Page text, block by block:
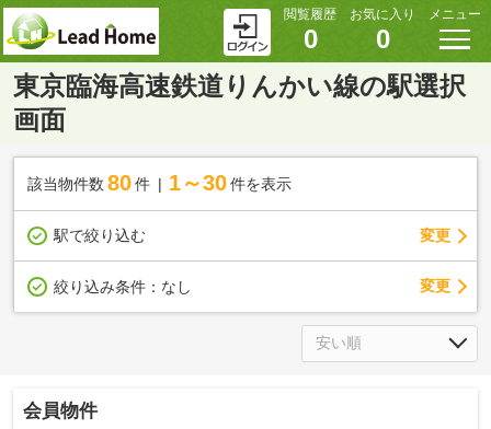
閲覧履歴
0
お気に入り
0
メニュー
東京臨海高速鉄道りんかい線の駅選択
画面
該当物件数 80件 1～30 件を表示
駅で絞り込む 変更
絞り込み条件： なし 変更
会員物件